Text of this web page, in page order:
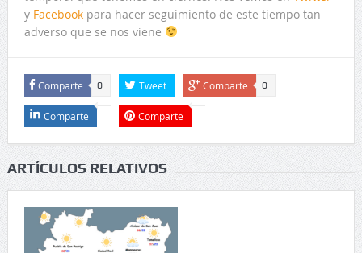
y Facebookpara hacer seguimiento de este tiempo tan
adverso que se nos viene
Comparte 0 Tweet Comparte 0
Comparte Comparte
ARTÍCULOS RELATIVOS